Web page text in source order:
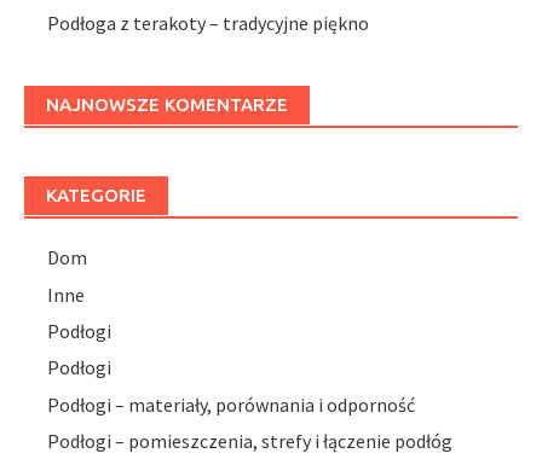
Podłoga z terakoty – tradycyjne piękno
NAJNOWSZE KOMENTARZE
KATEGORIE
Dom
Inne
Podłogi
Podłogi
Podłogi – materiały, porównania i odporność
Podłogi – pomieszczenia, strefy i łączenie podłóg